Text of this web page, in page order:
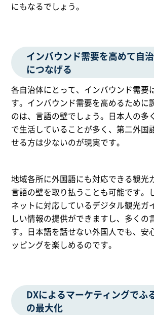
にもなるでしょう。
インバウンド需要を高めて自
につなげる
各自治体にとって、インバウンド需要
す。インバウンド需要を高めるために
のは、言語の壁でしょう。日本人の多
で生活していることが多く、第二外国
せる方は少ないのが現実です。
地域各所に外国語にも対応できる観光
言語の壁を取り払うことも可能です。
ネットに対応しているデジタル観光ガ
しい情報の提供ができますし、多くの
す。日本語を話せない外国人でも、安
ッピングを楽しめるのです。
DXによるマーケティングでふ
の最大化